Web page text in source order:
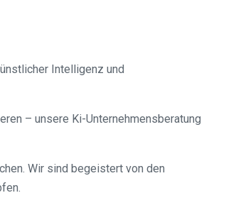
Intelligenz und
– unsere Ki-Unternehmensberatung
Wir sind begeistert von den